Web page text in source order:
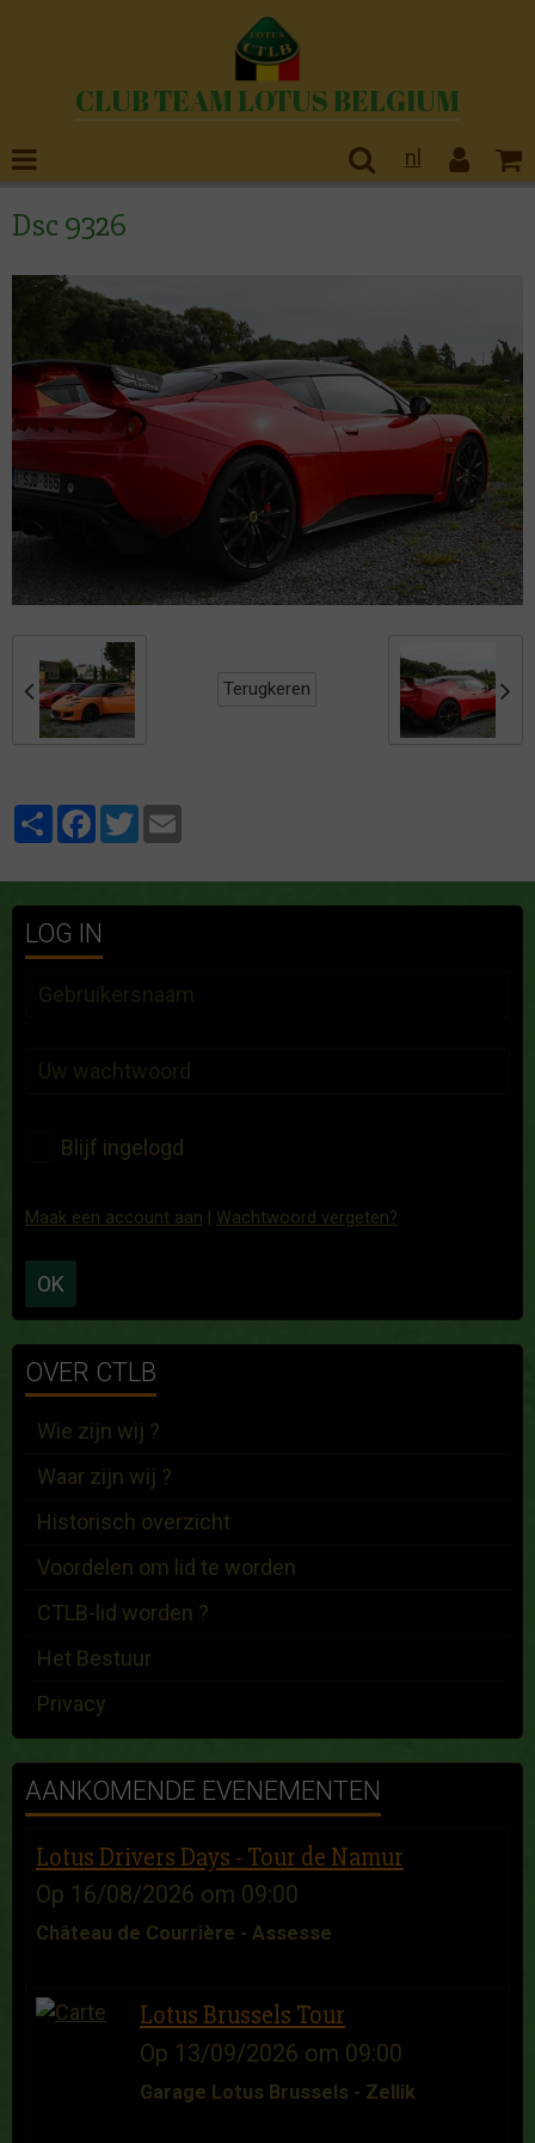
CLUB TEAM LOTUS BELGIUM
nl
Dsc 9326
Terugkeren
PartagerFacebook
Twitter
LOG IN
Blijf ingelogd
Maak een account aan Wachtwoord vergeten?
OK
OVER CTLB
Wie zijn wij ?
Waar zijn wij ?
Historisch overzicht
Voordelen om lid te worden
CTLB-lid worden ?
Het Bestuur
Privacy
AANKOMENDE EVENEMENTEN
Lotus Drivers Days - Tour de Namur
Op 16/08/2026 om 09:00
Château de Courrière - Assesse
Lotus Brussels Tour
Op 13/09/2026 om 09:00
Garage Lotus Brussels - Zellik